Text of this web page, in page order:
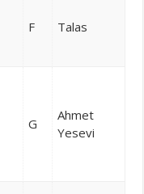
F Talas
G
Ahmet
Yesevi